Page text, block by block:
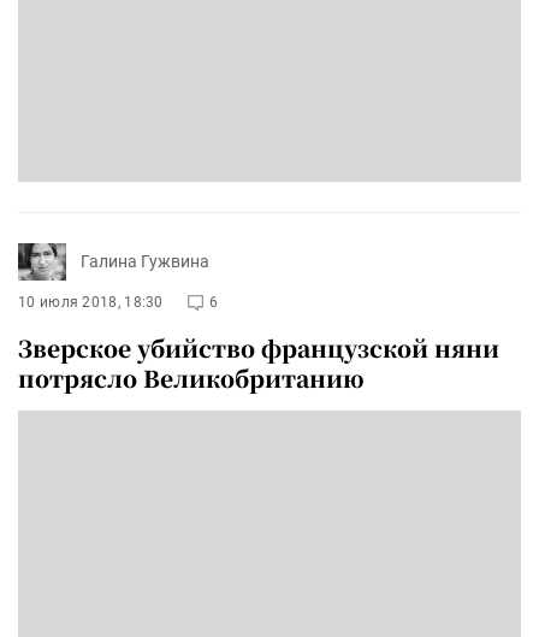
Галина Гужвина
10 июля 2018, 18:30 6
Зверское убийство французской няни
потрясло Великобританию